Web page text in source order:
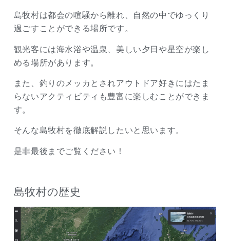
島牧村は都会の喧騒から離れ、自然の中でゆっくり
過ごすことができる場所です。
観光客には海水浴や温泉、美しい夕日や星空が楽し
める場所があります。
また、釣りのメッカとされアウトドア好きにはたま
らないアクティビティも豊富に楽しむことができま
す。
そんな島牧村を徹底解説したいと思います。
是非最後までご覧ください！
島牧村の歴史